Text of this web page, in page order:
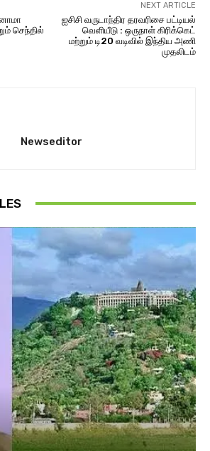
செந்தில்
NEXT ARTICLE
ஐசிசி வருடாந்திர தரவரிசை பட்டியல்
வெளியீடு : ஒருநாள் கிரிக்கெட்
மற்றும் டி20 வடிவில் இந்திய அணி
முதலிடம்
Newseditor